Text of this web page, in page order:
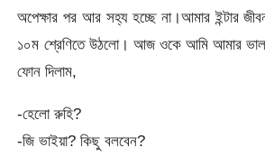
অপেক্ষার পর আর সহ্য হচ্ছে না।আমার ইন্টার
১০ম শ্রেণিতে উঠলো। আজ ওকে আমি আমার
ফোন দিলাম,
-হেলো রুহি?
-জি ভাইয়া? কিছু বলবেন?